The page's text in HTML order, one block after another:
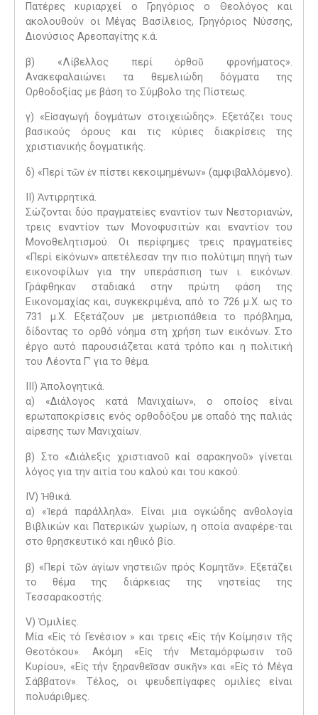
Πατέρες κυριαρχεί ο Γρηγόριος ο Θεολόγος και
ακολουθούν οι Μέγας Βασίλειος, Γρηγόριος Νύσσης,
Διονύσιος Αρεοπαγίτης κ.ά.
β) «Λίβελλος περί ὀρθοῦ φρονήματος».
Ανακεφαλαιώνει τα θεμελιώδη δόγματα της
Ορθοδοξίας με βάση το Σύμβολο της Πίστεως.
γ) «Εἰσαγωγή δογμάτων στοιχειώδης». Εξετάζει τους
βασικούς όρους και τις κύριες διακρίσεις της
χριστιανικής δογματικής.
δ) «Περί τῶν ἐν πίστει κεκοιμημένων» (αμφιβαλλόμενο).
II) Ἀντιρρητικά.
Σώζονται δύο πραγματείες εναντίον των Νεστοριανών,
τρεις εναντίον των Μονοφυσιτών και εναντίον του
Μονοθελητισμού. Οι περίφημες τρεις πραγματείες
«Περί εἰκόνων» απετέλεσαν την πιο πολύτιμη πηγή των
εικονοφίλων για την υπεράσπιση των ι. εικόνων.
Γράφθηκαν σταδιακά στην πρώτη φάση της
Εικονομαχίας και, συγκεκριμένα, από το 726 μ.Χ. ως το
731 μ.Χ. Εξετάζουν με μετριοπάθεια το πρόβλημα,
δίδοντας το ορθό νόημα στη χρήση των εικόνων. Στο
έργο αυτό παρουσιάζεται κατά τρόπο και η πολιτική
του Λέοντα Γ’ για το θέμα.
III) Ἀπολογητικά.
α) «Διάλογος κατά Μανιχαίων», ο οποίος είναι
ερωταποκρίσεις ενός ορθοδόξου με οπαδό της παλιάς
αίρεσης των Μανιχαίων.
β) Στο «Διάλεξις χριστιανοῦ καί σαρακηνοῦ» γίνεται
λόγος για την αιτία του καλού και του κακού.
IV) Ἠθικά.
α) «Ἱερά παράλληλα». Είναι μια ογκώδης ανθολογία
Βιβλικών και Πατερικών χωρίων, η οποία αναφέρε-ται
στο θρησκευτικό και ηθικό βίο.
β) «Περί τῶν ἁγίων νηστειῶν πρός Κομητᾶν». Εξετάζει
το θέμα της διάρκειας της νηστείας της
Τεσσαρακοστής.
V) Ὁμιλίες.
Μία «Εἰς τό Γενέσιον » και τρεις «Εἰς τήν Κοίμησιν τῆς
Θεοτόκου». Ακόμη «Εἰς τήν Μεταμόρφωσιν τοῦ
Κυρίου», «Εἰς τήν ξηρανθεῖσαν συκῆν» και «Εἰς τό Μέγα
Σάββατον». Τέλος, οι ψευδεπίγαφες ομιλίες είναι
πολυάριθμες.